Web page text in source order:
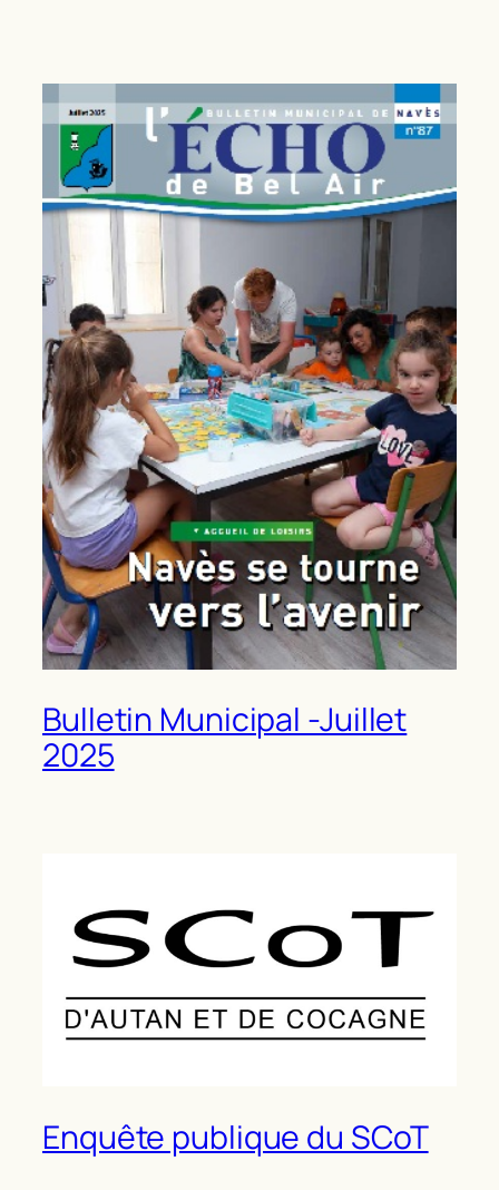
Bulletin Municipal -Juillet
2025
Enquête publique du SCoT